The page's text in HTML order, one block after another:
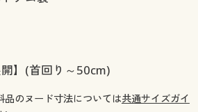
開】(首回り～50cm)
のヌード寸法については共通サイズガイ